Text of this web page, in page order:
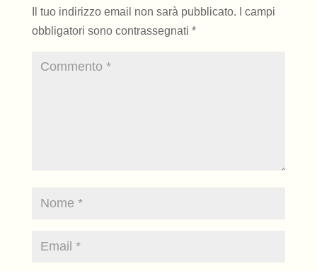
Il tuo indirizzo email non sarà pubblicato.
I campi
obbligatori sono contrassegnati *